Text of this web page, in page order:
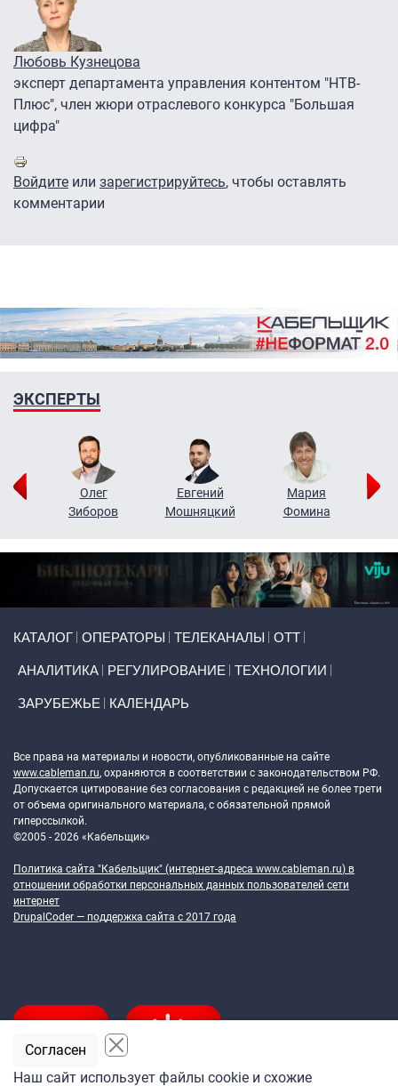
Любовь Кузнецова
эксперт департамента управления контентом "НТВ-
Плюс", член жюри отраслевого конкурса "Большая
цифра"
Войдите или зарегистрируйтесь, чтобы оставлять
комментарии
ЭКСПЕРТЫ
Олег
Зиборов
Евгений
Мошняцкий
Мария
Фомина
КАТАЛОГ ОПЕРАТОРЫ ТЕЛЕКАНАЛЫ ОТТ
АНАЛИТИКА РЕГУЛИРОВАНИЕ ТЕХНОЛОГИИ
ЗАРУБЕЖЬЕ КАЛЕНДАРЬ
Все права на материалы и новости, опубликованные на сайте
www.cableman.ru, охраняются в соответствии с законодательством РФ.
Допускается цитирование без согласования с редакцией не более трети
от объема оригинального материала, с обязательной прямой
гиперссылкой.
©2005 - 2026 «Кабельщик»
Политика сайта "Кабельщик" (интернет-адреса www.cableman.ru) в
отношении обработки персональных данных пользователей сети
интернет
DrupalCoder — поддержка сайта c 2017 года
Наш сайт использует файлы cookie и схожие
Согласен